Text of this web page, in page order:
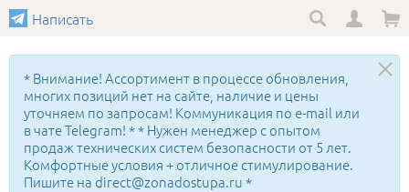
Написать
* Внимание! Ассортимент в процессе обновления,
многих позиций нет на сайте, наличие и цены
уточняем по запросам! Коммуникация по e-mail или
в чате Telegram! * * Нужен менеджер с опытом
продаж технических систем безопасности от 5 лет.
Комфортные условия + отличное стимулирование.
Пишите на direct@zonadostupa.ru *